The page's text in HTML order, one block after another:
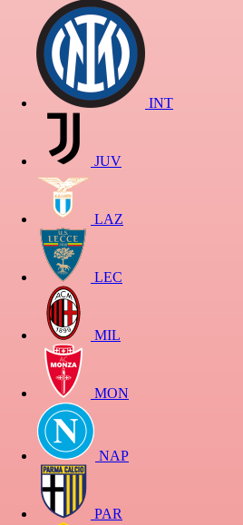
INT
JUV
LAZ
LEC
MIL
MON
NAP
PAR